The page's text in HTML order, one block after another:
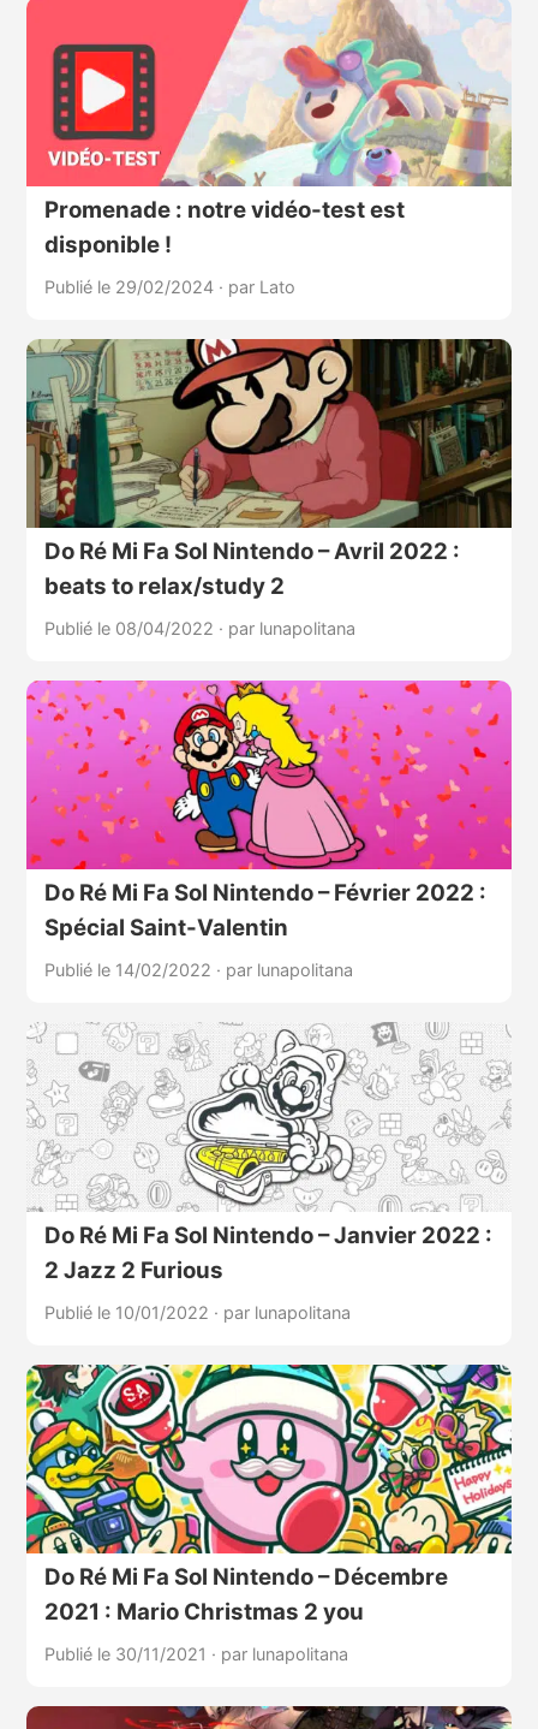
Promenade : notre vidéo-test est
disponible !
Publié le 29/02/2024 · par Lato
Do Ré Mi Fa Sol Nintendo – Avril 2022 :
beats to relax/study 2
Publié le 08/04/2022 · par lunapolitana
Do Ré Mi Fa Sol Nintendo – Février 2022 :
Spécial Saint-Valentin
Publié le 14/02/2022 · par lunapolitana
Do Ré Mi Fa Sol Nintendo – Janvier 2022 :
2 Jazz 2 Furious
Publié le 10/01/2022 · par lunapolitana
Do Ré Mi Fa Sol Nintendo – Décembre
2021 : Mario Christmas 2 you
Publié le 30/11/2021 · par lunapolitana